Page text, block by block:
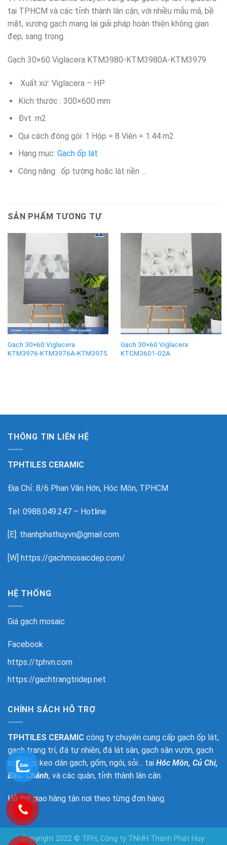
tại TPHCM và các tỉnh thành lân cận, với nhiều mẫu mã, bề
mặt, xương gạch mang lại giải pháp hoàn thiện không gian
đẹp, sang trọng.
Gạch 30×60 Viglacera KTM3980-KTM3980A-KTM3979
Xuất xứ: Viglacera – HP
Kích thước : 300×600 mm
Đvt: m2
Qui cách đóng gói: 1 Hộp = 8 Viên = 1.44 m2
Hạng mục: Gạch ốp lát
Công năng: ốp tường hoặc lát nền …
SẢN PHẨM TƯƠNG TỰ
Gạch 30×60 Viglacera
KTM3976-KTM3976A-KTM3975
Gạch 30×60 Viglacera
KTCM3601-02A
THÔNG TIN LIÊN HỆ
TPHTILES CERAMIC
Địa Chỉ: 8/6 Phan Văn Hớn, Hóc Môn, TPHCM
Tel: 0988.049.247 – Hotline
[E]: thanhphathuyvn@gmail.com
[W] https://gachmosaicdep.com/
HỆ THỐNG
Giá gạch mosaic
Facebook
https://tphvn.com
https://gachtrangtridep.net
CHÍNH SÁCH HỖ TRỢ
TPHTILES CERAMIC công ty chuyên cung cấp gạch ốp lát,
gạch trang trí, đá tự nhiên, đá lát sân, gạch sân vườn, gạch
cao cấp, keo dán gạch, gốm, ngói, sỏi… tại Hóc Môn, Củ Chi,
Bình Chánh, và các quận, tỉnh thành lân cận.
Hỗ trợ giao hàng tận nơi theo từng đơn hàng.
Copyright 2022 © TPH, Công ty TNHH Thành Phát Huy.